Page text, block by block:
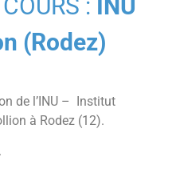
: INU
(Rodez)
de l’INU – Institut
à Rodez (12).